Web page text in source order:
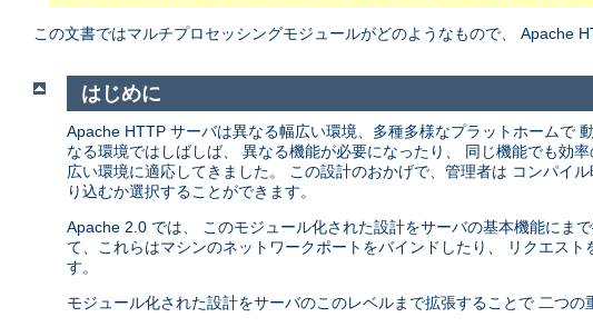
この文書ではマルチプロセッシングモジュールがどのようなもので、 Apache
はじめに
Apache HTTP サーバは異なる幅広い環境、多種多様なプラットホームで
なる環境ではしばしば、 異なる機能が必要になったり、 同じ機能でも効
広い環境に適応してきました。 この設計のおかげで、管理者は コンパイ
り込むか選択することができます。
Apache 2.0 では、 このモジュール化された設計をサーバの基本機能にま
て、これらはマシンのネットワークポートをバインドしたり、 リクエス
す。
モジュール化された設計をサーバのこのレベルまで拡張することで 二つの